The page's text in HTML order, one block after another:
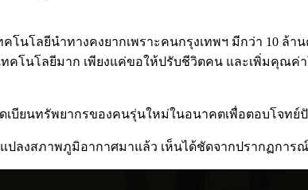
คโนโลยีนำทางคงยากเพราะคนกรุงเทพฯ มีกว่า 10 ล้
ทคโนโลยีมาก เพียงแค่ขอให้ปรับชีวิตคน และเพิ่มคุณค่
เบียนทรัพยากรของคนรุ่นใหม่ในอนาคตเพื่อตอบโจทย์
ลงสภาพภูมิอากาศมาแล้ว เห็นได้ชัดจากปรากฏการ